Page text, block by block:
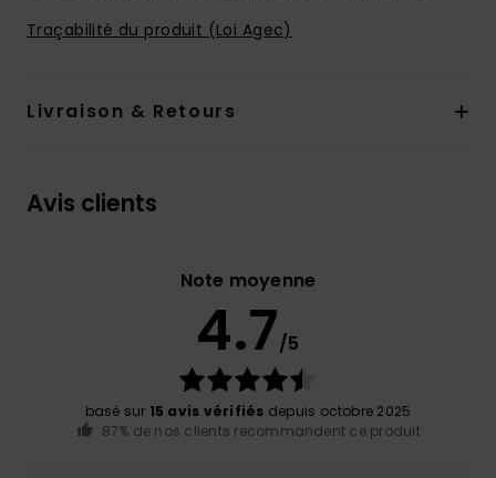
Traçabilité du produit (Loi Agec)
Livraison & Retours
Avis clients
Note moyenne
4.7/5
basé sur 15 avis vérifiés depuis octobre 2025
87% de nos clients recommandent ce produit